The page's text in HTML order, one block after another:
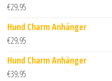
€29,95
Hund Charm Anhänger
€29,95
Hund Charm Anhänger
€39,95